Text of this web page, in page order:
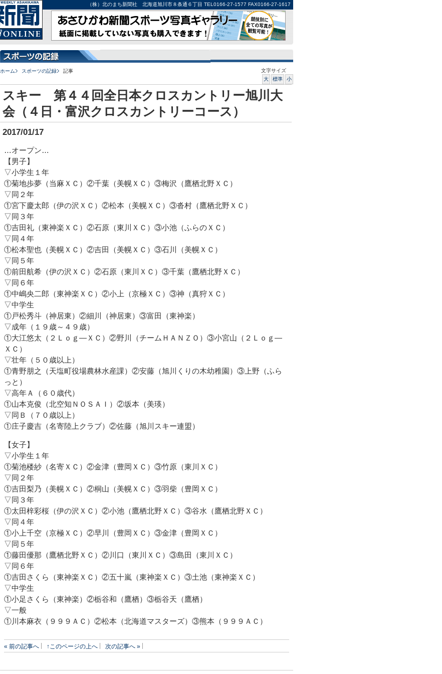
（株）北のまち新聞社 北海道旭川市８条通６丁目 TEL0166-27-1577 FAX0166-27-1617
ホーム スポーツの記録 記事
文字サイズ
大
標準 小
スキー 第４４回全日本クロスカントリー旭川大
会（４日・富沢クロスカントリーコース）
2017/01/17
…オープン…
【男子】
▽小学生１年
①菊地歩夢（当麻ＸＣ）②千葉（美幌ＸＣ）③梅沢（鷹栖北野ＸＣ）
▽同２年
①宮下慶太郎（伊の沢ＸＣ）②松本（美幌ＸＣ）③沓村（鷹栖北野ＸＣ）
▽同３年
①吉田礼（東神楽ＸＣ）②石原（東川ＸＣ）③小池（ふらのＸＣ）
▽同４年
①松本聖也（美幌ＸＣ）②吉田（美幌ＸＣ）③石川（美幌ＸＣ）
▽同５年
①前田航希（伊の沢ＸＣ）②石原（東川ＸＣ）③千葉（鷹栖北野ＸＣ）
▽同６年
①中嶋央二郎（東神楽ＸＣ）②小上（京極ＸＣ）③神（真狩ＸＣ）
▽中学生
①戸松秀斗（神居東）②細川（神居東）③富田（東神楽）
▽成年（１９歳～４９歳）
①大江悠太（２Ｌｏｇ―ＸＣ）②野川（チームＨＡＮＺＯ）③小宮山（２Ｌｏｇ―
ＸＣ）
▽壮年（５０歳以上）
①青野朋之（天塩町役場農林水産課）②安藤（旭川くりの木幼稚園）③上野（ふら
っと）
▽高年Ａ（６０歳代）
①山本克俊（北空知ＮＯＳＡＩ）②坂本（美瑛）
▽同Ｂ（７０歳以上）
①庄子慶吉（名寄陸上クラブ）②佐藤（旭川スキー連盟）
【女子】
▽小学生１年
①菊池楼紗（名寄ＸＣ）②金津（豊岡ＸＣ）③竹原（東川ＸＣ）
▽同２年
①吉田梨乃（美幌ＸＣ）②桐山（美幌ＸＣ）③羽柴（豊岡ＸＣ）
▽同３年
①太田梓彩桜（伊の沢ＸＣ）②小池（鷹栖北野ＸＣ）③谷水（鷹栖北野ＸＣ）
▽同４年
①小上千空（京極ＸＣ）②早川（豊岡ＸＣ）③金津（豊岡ＸＣ）
▽同５年
①藤田優那（鷹栖北野ＸＣ）②川口（東川ＸＣ）③島田（東川ＸＣ）
▽同６年
①吉田さくら（東神楽ＸＣ）②五十嵐（東神楽ＸＣ）③土池（東神楽ＸＣ）
▽中学生
①小足さくら（東神楽）②栃谷和（鷹栖）③栃谷天（鷹栖）
▽一般
①川本麻衣（９９９ＡＣ）②松本（北海道マスターズ）③熊本（９９９ＡＣ）
« 前の記事へ ↑このページの上へ 次の記事へ »